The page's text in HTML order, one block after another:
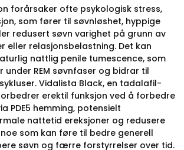
forårsaker ofte psykologisk stress,
som fører til søvnløshet, hyppige
redusert søvn varighet på grunn av
eller relasjonsbelastning. Det kan
nattlig penile tumescence, som
under REM søvnfaser og bidrar til
Vidalista Black, en tadalafil-
erektil funksjon ved å forbedre
PDE5 hemming, potensielt
nattetid ereksjoner og redusere
som kan føre til bedre generell
søvn og færre forstyrrelser over tid.